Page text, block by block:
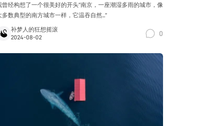
曾经构想了一个很美好的开头“南京，一座潮湿多雨的城市，像
多数典型的南方城市一样，它温吞自然...”
补梦人的狂想摇滚
2024-08-02
0